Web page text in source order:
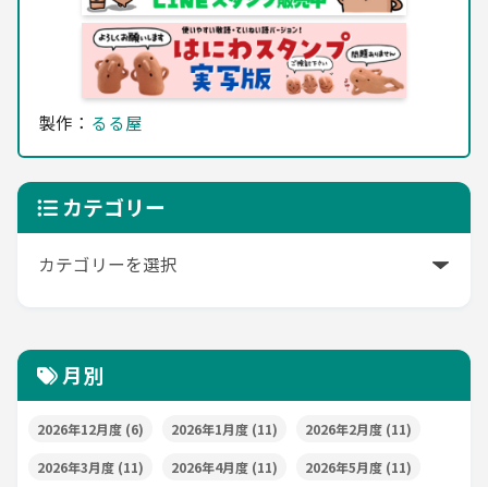
製作： るる屋
カテゴリー
月別
2026年12月度 (6) 2026年1月度 (11) 2026年2月度 (11)
2026年3月度 (11) 2026年4月度 (11) 2026年5月度 (11)